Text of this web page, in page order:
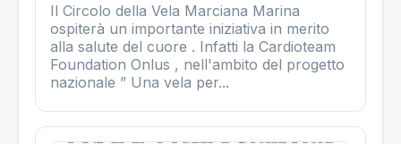
Il Circolo della Vela Marciana Marina
ospiterà un importante iniziativa in merito
alla salute del cuore . Infatti la Cardioteam
Foundation Onlus , nell'ambito del progetto
nazionale ” Una vela per...